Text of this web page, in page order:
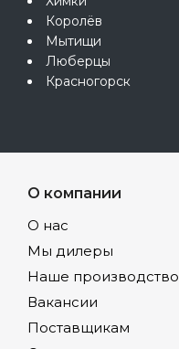
Королёв
Мытищи
Люберцы
Красногорск
О компании
О нас
Мы дилеры
Наше производство
Вакансии
Поставщикам